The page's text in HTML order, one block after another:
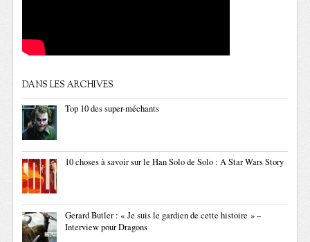
DANS LES ARCHIVES
Top 10 des super-méchants
10 choses à savoir sur le Han Solo de Solo : A Star Wars Story
Gerard Butler : « Je suis le gardien de cette histoire » –
Interview pour Dragons